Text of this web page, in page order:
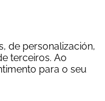
de personalización,
terceiros. Ao
para o seu